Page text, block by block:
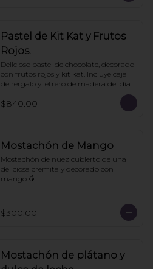
Pastel de Kit Kat y Frutos
Rojos.
Delicioso pastel de chocolate, decorado
con frutos rojos y kit kat. Incluye caja
de rergalo y letrero de madera del día
de las madres. 10- 12 personas. Pedir
con un día de anticipación
$840.00
Mostachón de Mango
Mostachón de nuez cubierto de una
deliciosa cremita y decorado con
mango.🥭
$300.00
Mostachón de plátano y